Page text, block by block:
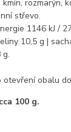
rozmarýn,
střevo.
1146 kJ /
10,5 g |
g.
otevření obalu
100 g.